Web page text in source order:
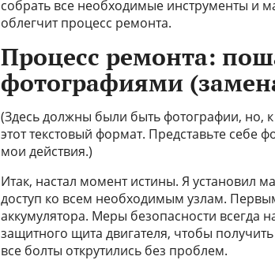
собрать все необходимые инструменты и
облегчит процесс ремонта.
Процесс ремонта:
фотографиями
(Здесь должны были быть фотографии, но,
этот текстовый формат. Представьте
мои действия.)
Итак, настал момент истины. Я установил
доступ ко всем необходимым узлам.
аккумулятора. Меры безопасности всегда
защитного щита двигателя, чтобы
все болты открутились без проблем.